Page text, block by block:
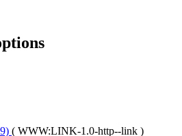
( WWW:LINK-1.0-http--link )